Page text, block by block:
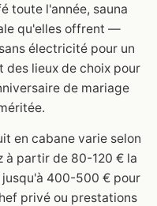
toute l'année, sauna
qu'elles offrent —
électricité pour un
lieux de choix pour
de mariage
en cabane varie selon
à partir de 80-120 € la
400-500 € pour
privé ou prestations